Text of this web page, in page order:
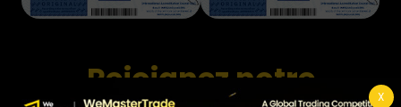
X
Rejoignez notre